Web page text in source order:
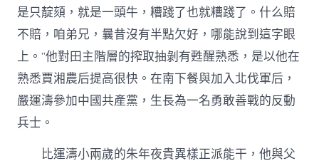
是只靛頦，就是一頭牛，糟踐了也就糟踐了。什么賠
不賠，咱弟兄，曩昔沒有半點欠好，哪能說到這字眼
上。”他對田主階層的搾取抽剝有甦醒熟悉，是以他在
熟悉賈湘農后提高很快。在南下餐與加入北伐軍后，
嚴運濤參加中國共產黨，生長為一名勇敢善戰的反動
兵士。
比運濤小兩歲的朱年夜貴異樣正派能干，他與父